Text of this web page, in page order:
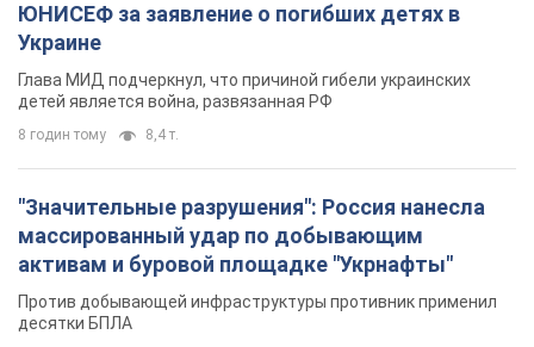
ЮНИСЕФ за заявление о погибших детях в
Украине
Глава МИД подчеркнул, что причиной гибели украинских
детей является война, развязанная РФ
8 годин тому 8,4 т.
"Значительные разрушения": Россия нанесла
массированный удар по добывающим
активам и буровой площадке "Укрнафты"
Против добывающей инфраструктуры противник применил
десятки БПЛА